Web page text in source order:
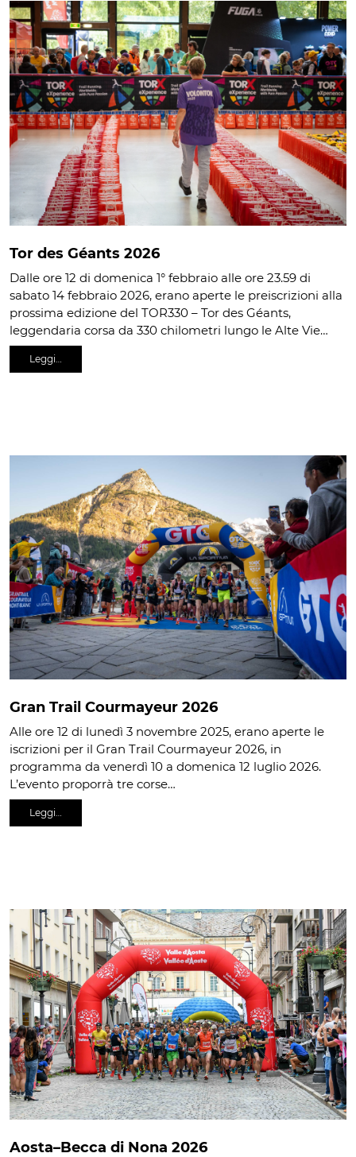
Tor des Géants 2026
Dalle ore 12 di domenica 1° febbraio alle ore 23.59 di
sabato 14 febbraio 2026, erano aperte le preiscrizioni alla
prossima edizione del TOR330 – Tor des Géants,
leggendaria corsa da 330 chilometri lungo le Alte Vie…
Leggi…
Gran Trail Courmayeur 2026
Alle ore 12 di lunedì 3 novembre 2025, erano aperte le
iscrizioni per il Gran Trail Courmayeur 2026, in
programma da venerdì 10 a domenica 12 luglio 2026.
L’evento proporrà tre corse…
Leggi…
Aosta–Becca di Nona 2026